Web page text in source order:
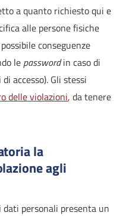
a quanto richiesto qui e
alle persone fisiche
conseguenze
le passwordin caso di
accesso). Gli stessi
delle violazioni, da tenere
la
agli
personali presenta un